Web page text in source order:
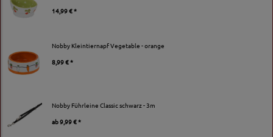
14,99 € *
Nobby Kleintiernapf Vegetable - orange
8,99 € *
Nobby Führleine Classic schwarz - 3m
ab9,99 € *